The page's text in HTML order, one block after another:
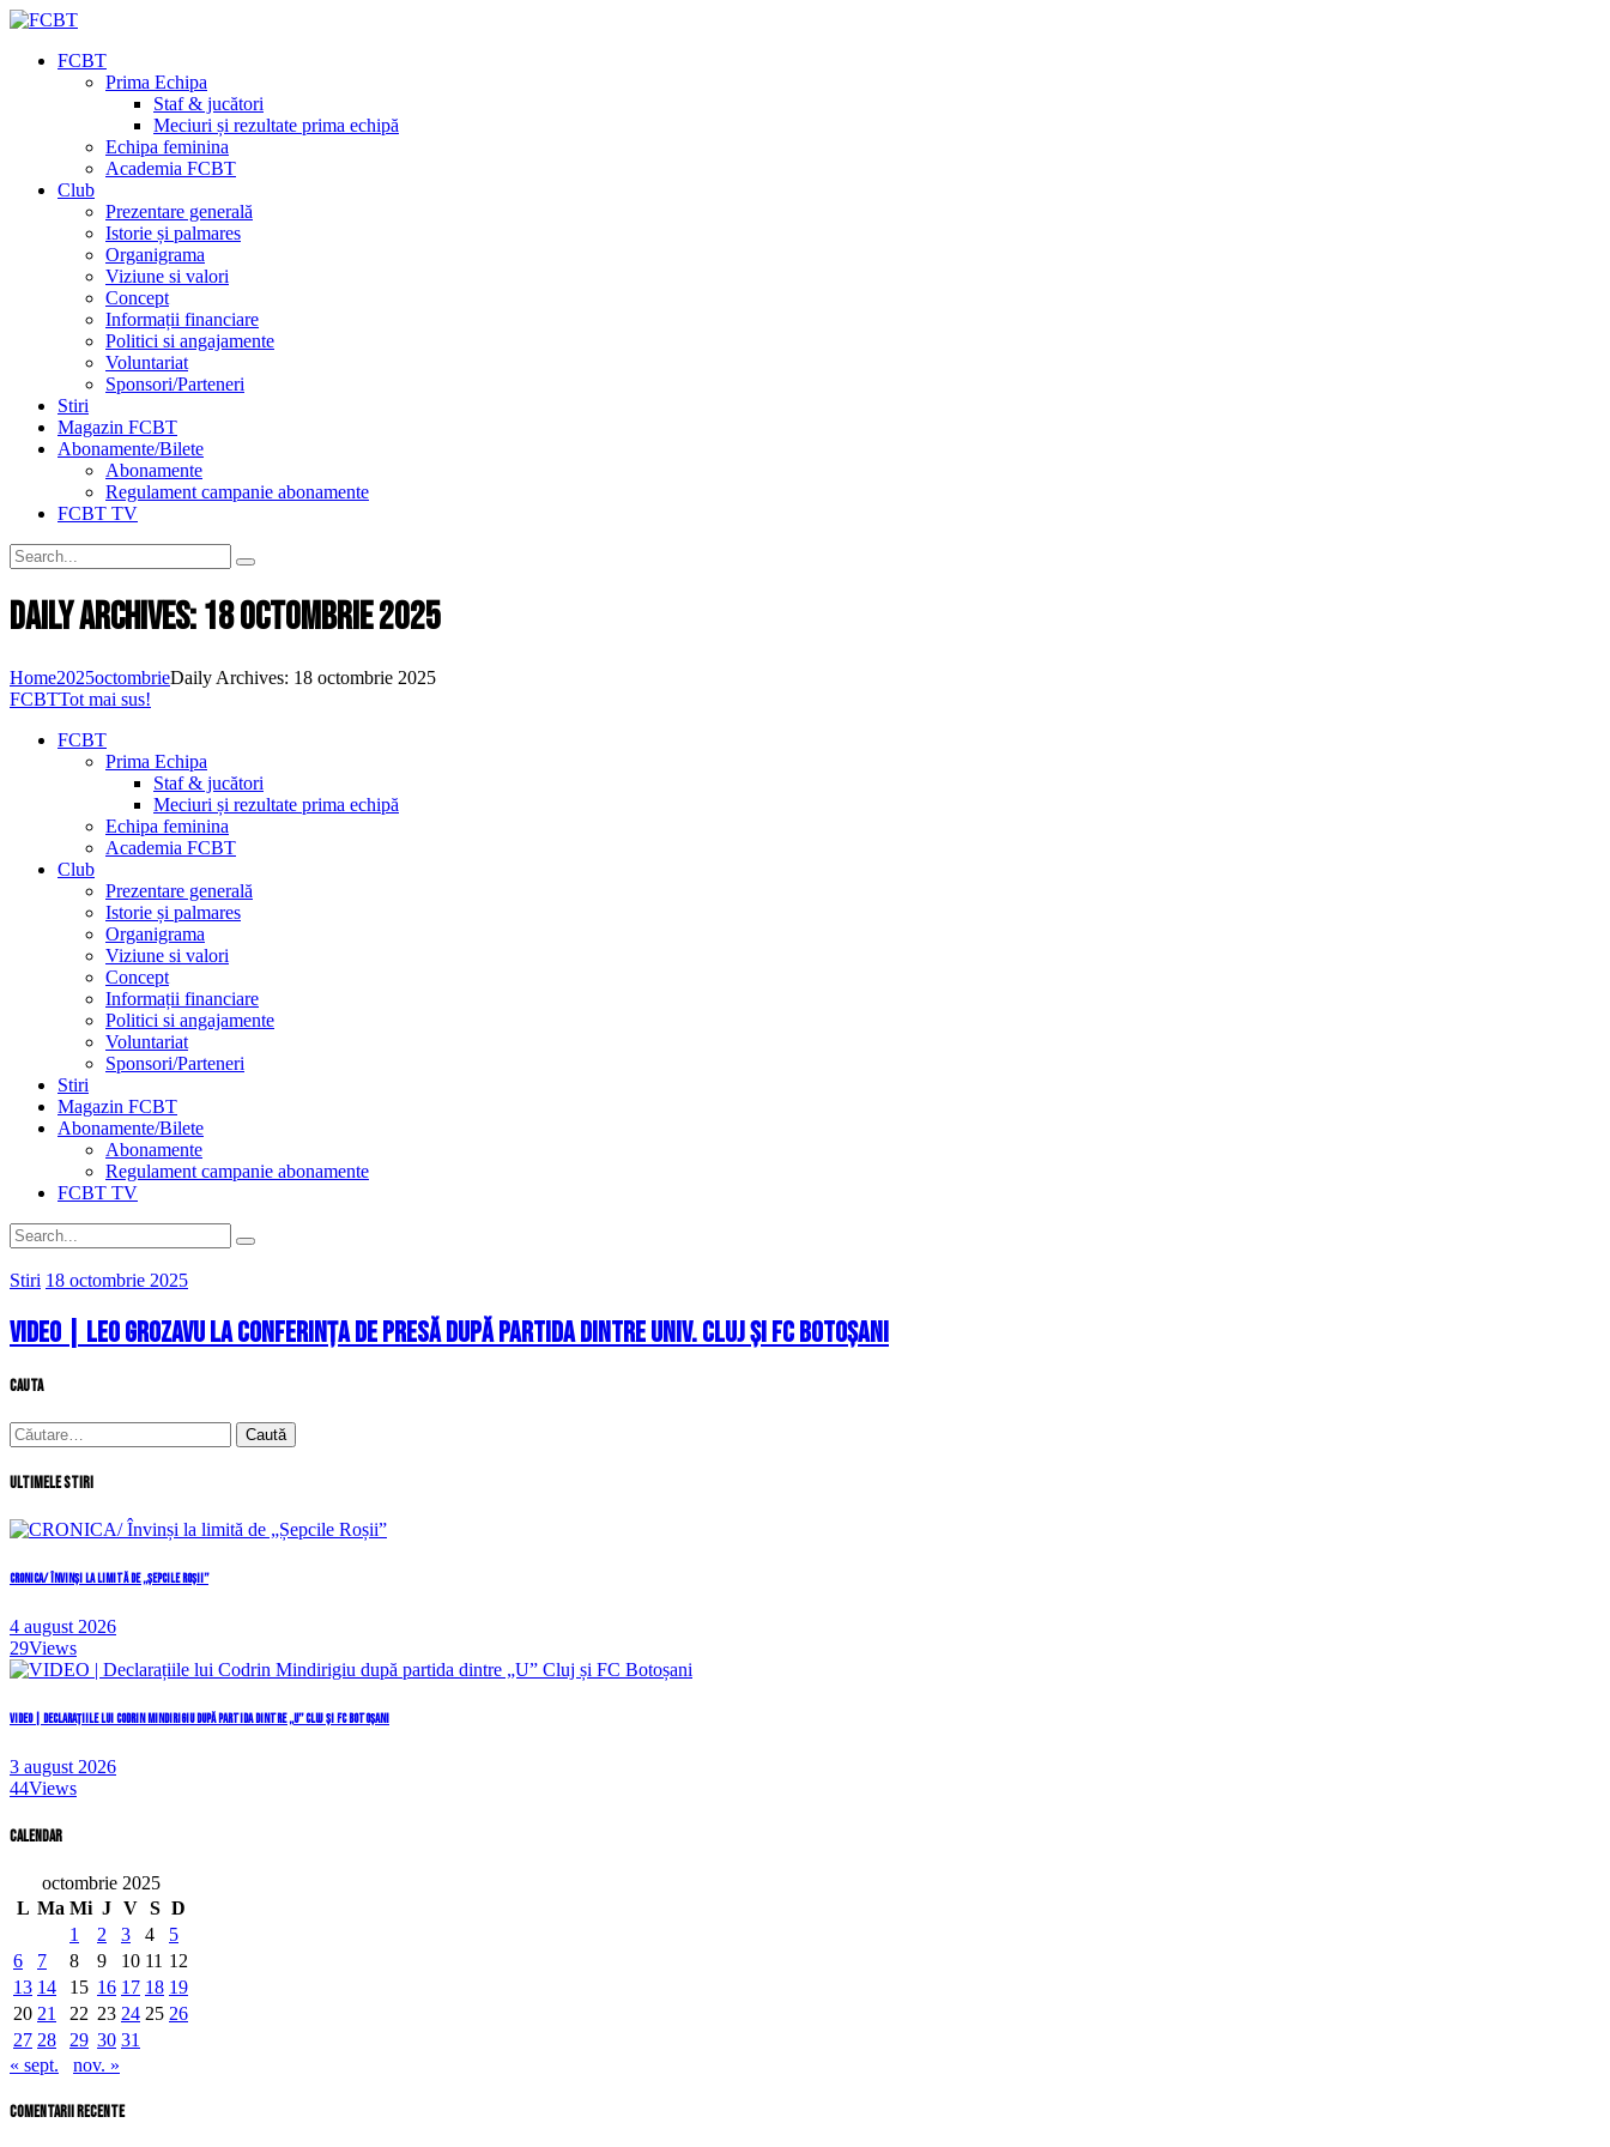
FCBT
Prima Echipa
Staf & jucători
Meciuri și rezultate prima echipă
Echipa feminina
Academia FCBT
Club
Prezentare generală
Istorie și palmares
Organigrama
Viziune si valori
Concept
Informații financiare
Politici si angajamente
Voluntariat
Sponsori/Parteneri
Stiri
Magazin FCBT
Abonamente/Bilete
Abonamente
Regulament campanie abonamente
FCBT TV
Daily Archives: 18 octombrie 2025
Home2025octombrieDaily Archives: 18 octombrie 2025
FCBTTot mai sus!
FCBT
Prima Echipa
Staf & jucători
Meciuri și rezultate prima echipă
Echipa feminina
Academia FCBT
Club
Prezentare generală
Istorie și palmares
Organigrama
Viziune si valori
Concept
Informații financiare
Politici si angajamente
Voluntariat
Sponsori/Parteneri
Stiri
Magazin FCBT
Abonamente/Bilete
Abonamente
Regulament campanie abonamente
FCBT TV
Stiri 18 octombrie 2025
VIDEO | Leo Grozavu la conferința de presă după partida dintre Univ. Cluj și FC Botoșani
cauta
Caută
după:
Ultimele stiri
CRONICA/ Învinși la limită de „Șepcile Roșii”
4 august 2026
29Views
VIDEO | Declarațiile lui Codrin Mindirigiu după partida dintre „U” Cluj și FC Botoșani
3 august 2026
44Views
Calendar
octombrie 2025
L Ma Mi J V S D
1
2 3 4
5
6
7 8 9 10 11 12
13 14 15 16 17 18 19
20 21 22 23 24 25 26
27 28 29 30 31
« sept.
nov. »
comentarii recente